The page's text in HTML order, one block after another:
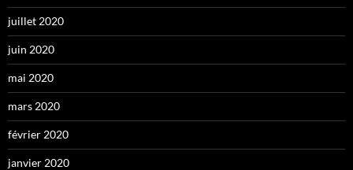
juillet 2020
juin 2020
mai 2020
mars 2020
février 2020
janvier 2020